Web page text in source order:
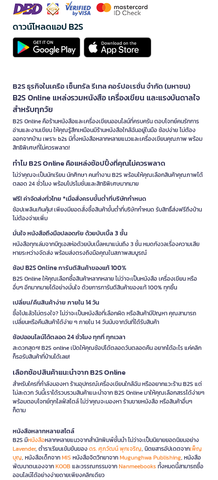
ดาวน์โหลดแอป B2S
B2S ธุรกิจในเครือ เซ็นทรัล รีเทล คอร์ปอเรชั่น จำกัด (มหาชน)
B2S Online แหล่งรวมหนังสือ เครื่องเขียน และแรงบันดาลใจ
สำหรับทุกวัย
B2S Online คือร้านหนังสือและเครื่องเขียนออนไลน์ที่ครบครัน ตอบโจทย์คนรักการ
อ่านและงานเขียน ให้คุณรู้สึกเหมือนมีร้านหนังสือใกล้ฉันอยู่ในมือ ช้อปง่าย ไม่ต้อง
ออกจากบ้าน เพราะ b2s มีทั้งหนังสือหลากหลายแนวและเครื่องเขียนคุณภาพ พร้อม
สิทธิพิเศษที่ไม่ควรพลาด!
ทำไม B2S Online คือแหล่งช้อปปิ้งที่คุณไม่ควรพลาด
ไม่ว่าคุณจะเป็นนักเรียน นักศึกษา คนทำงาน B2S พร้อมให้คุณเลือกสินค้าคุณภาพได้
ตลอด 24 ชั่วโมง พร้อมโปรโมชั่นและสิทธิพิเศษมากมาย
ฟรี! ค่าจัดส่งทั่วไทย *เมื่อสั่งครบขั้นต่ำที่บริษัทกำหนด
ช้อปเพลินเกินคุ้ม! เพียงมียอดสั่งซื้อสินค้าขั้นต่ำที่บริษัทกำหนด รับสิทธิ์ส่งฟรีถึงบ้าน
ไม่ต้องจ่ายเพิ่ม
มั่นใจ หนังสือถึงมือปลอดภัย ด้วยบับเบิ้ล 3 ชั้น
หนังสือทุกเล่มจากบีทูเอสห่อด้วยบับเบิ้ลหนาแน่นถึง 3 ชั้น หมดกังวลเรื่องความเสีย
หายระหว่างจัดส่ง พร้อมส่งตรงถึงมือคุณในสภาพสมบูรณ์
ช้อป B2S Online การันตีสินค้าของแท้ 100%
B2S Online ให้คุณเลือกซื้อสินค้าหลากหลาย ไม่ว่าจะเป็นหนังสือ เครื่องเขียน หรือ
อื่นๆ อีกมากมายได้อย่างมั่นใจ ด้วยการการันตีสินค้าของแท้ 100% ทุกชิ้น
เปลี่ยน/คืนสินค้าง่าย ภายใน 14 วัน
ซื้อไปแล้วไม่ตรงใจ? ไม่ว่าจะเป็นหนังสือที่เลือกผิด หรือสินค้ามีปัญหา คุณสามารถ
เปลี่ยนหรือคืนสินค้าได้ง่าย ๆ ภายใน 14 วันนับจากวันที่ได้รับสินค้า
ช้อปออนไลน์ได้ตลอด 24 ชั่วโมง ทุกที่ ทุกเวลา
สะดวกสุดๆ! B2S online เปิดให้คุณช้อปได้ตลอดวันตลอดคืน อยากได้อะไร แค่คลิก
ก็รอรับสินค้าที่บ้านได้เลย!
เลือกช้อปสินค้าแนะนำจาก B2S Online
สำหรับใครที่กำลังมองหา ร้านอุปกรณ์เครื่องเขียนใกล้ฉัน หรืออยากแวะร้าน B2S แต่
ไม่สะดวก วันนี้เราได้รวบรวมสินค้าแนะนำจาก B2S Online มาให้คุณเลือกสรรได้ง่ายๆ
พร้อมตอบโจทย์ทุกไลฟ์สไตล์ ไม่ว่าคุณจะมองหา ร้านขายหนังสือ หรือสินค้าอื่นๆ
ก็ตาม
หนังสือหลากหลายสไตล์
B2S มีหนังสือหลากหลายแนวจากสำนักพิมพ์ชั้นนำ ไม่ว่าจะเป็นนิยายยอดนิยมอย่าง
Lavender, ตำราเรียนเข้มข้นของดร. ศุภวัฒน์ พุกเจริญ, นิตยสารอัปเดตจากเพ็ญ
บุญ, หนังสือเด็กจากMIS หนังสือจิตวิทยาจากMugunghwa Publishing, หนังสือ
พัฒนาตนเองจากKOOB และวรรณกรรมจากNanmeebooks ทั้งหมดนี้สามารถซื้อ
ออนไลน์ได้อย่างง่ายดายเพียงคลิกเดียว